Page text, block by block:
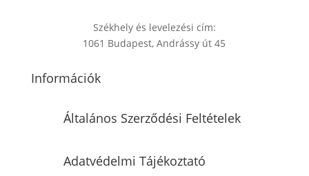
Székhely és levelezési cím:
1061 Budapest, Andrássy út 45
Információk
Általános Szerződési Feltételek
Adatvédelmi Tájékoztató